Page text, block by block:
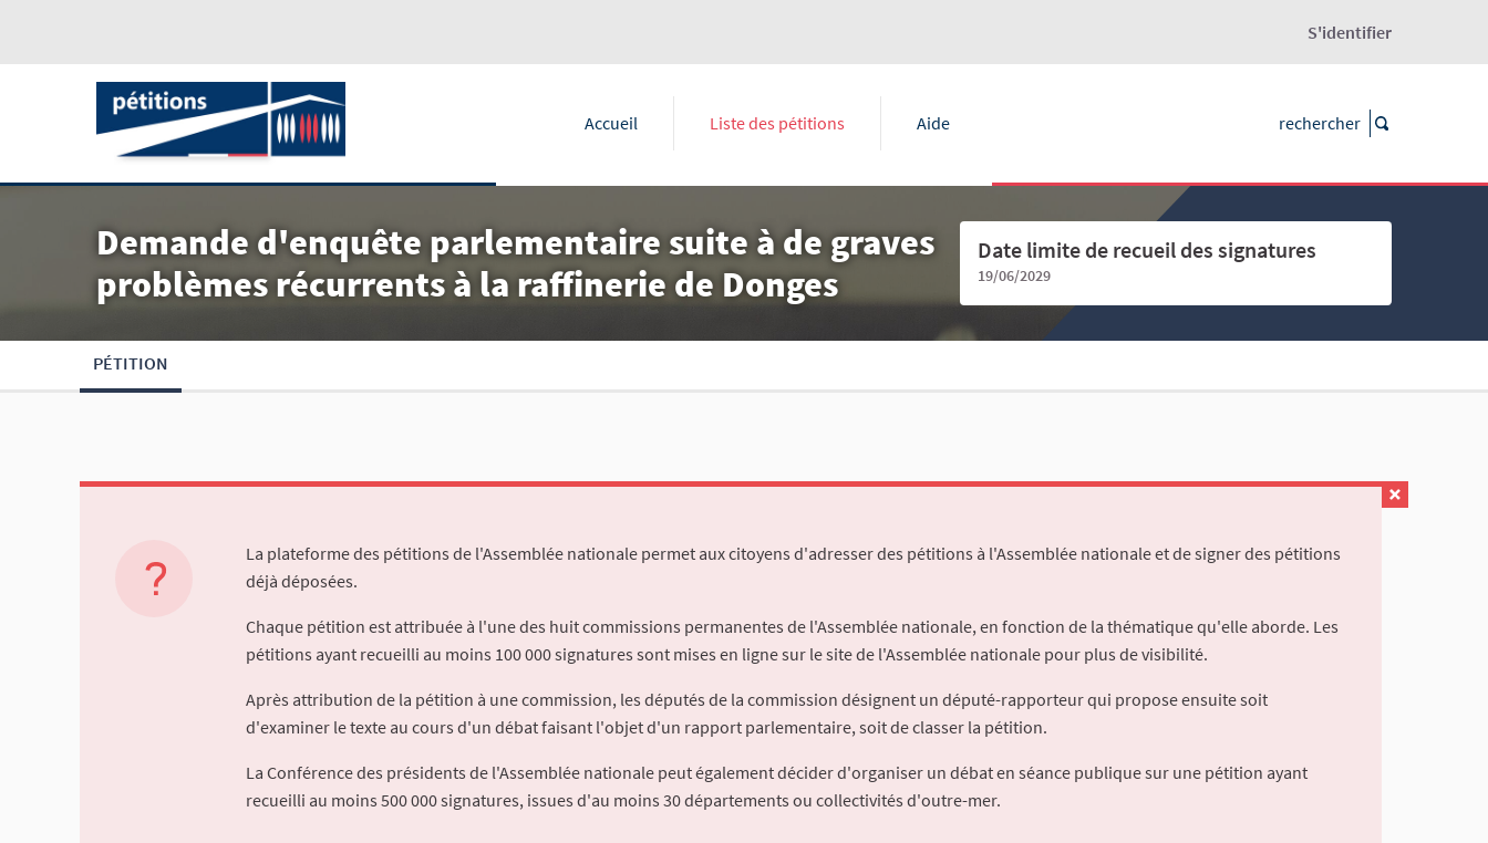
S'identifier
Accueil Liste des pétitions Aide
Demande d'enquête parlementaire suite à de graves
problèmes récurrents à la raffinerie de Donges
Date limite de recueil des signatures
19/06/2029
PÉTITION
La plateforme des pétitions de l'Assemblée nationale permet aux citoyens d'adresser des pétitions à l'Assemblée nationale et de signer des pétitions
déjà déposées.
Chaque pétition est attribuée à l'une des huit commissions permanentes de l'Assemblée nationale, en fonction de la thématique qu'elle aborde. Les
pétitions ayant recueilli au moins 100 000 signatures sont mises en ligne sur le site de l'Assemblée nationale pour plus de visibilité.
Après attribution de la pétition à une commission, les députés de la commission désignent un député-rapporteur qui propose ensuite soit
d'examiner le texte au cours d'un débat faisant l'objet d'un rapport parlementaire, soit de classer la pétition.
La Conférence des présidents de l'Assemblée nationale peut également décider d'organiser un débat en séance publique sur une pétition ayant
recueilli au moins 500 000 signatures, issues d'au moins 30 départements ou collectivités d'outre-mer.